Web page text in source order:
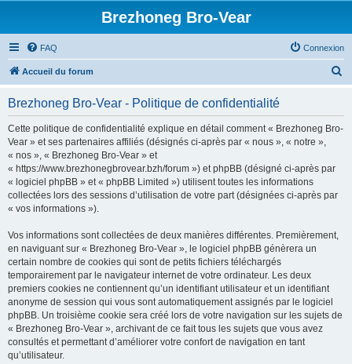
Brezhoneg Bro-Vear
FAQ Connexion
Accueil du forum
Brezhoneg Bro-Vear - Politique de confidentialité
Cette politique de confidentialité explique en détail comment « Brezhoneg Bro-
Vear » et ses partenaires affiliés (désignés ci-après par « nous », « notre »,
« nos », « Brezhoneg Bro-Vear » et
« https://www.brezhonegbrovear.bzh/forum ») et phpBB (désigné ci-après par
« logiciel phpBB » et « phpBB Limited ») utilisent toutes les informations
collectées lors des sessions d’utilisation de votre part (désignées ci-après par
« vos informations »).
Vos informations sont collectées de deux manières différentes. Premièrement,
en naviguant sur « Brezhoneg Bro-Vear », le logiciel phpBB génèrera un
certain nombre de cookies qui sont de petits fichiers téléchargés
temporairement par le navigateur internet de votre ordinateur. Les deux
premiers cookies ne contiennent qu’un identifiant utilisateur et un identifiant
anonyme de session qui vous sont automatiquement assignés par le logiciel
phpBB. Un troisième cookie sera créé lors de votre navigation sur les sujets de
« Brezhoneg Bro-Vear », archivant de ce fait tous les sujets que vous avez
consultés et permettant d’améliorer votre confort de navigation en tant
qu’utilisateur.